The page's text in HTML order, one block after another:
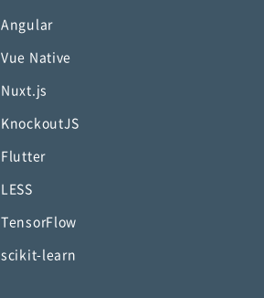
Angular
Vue Native
Nuxt.js
KnockoutJS
Flutter
LESS
TensorFlow
scikit-learn